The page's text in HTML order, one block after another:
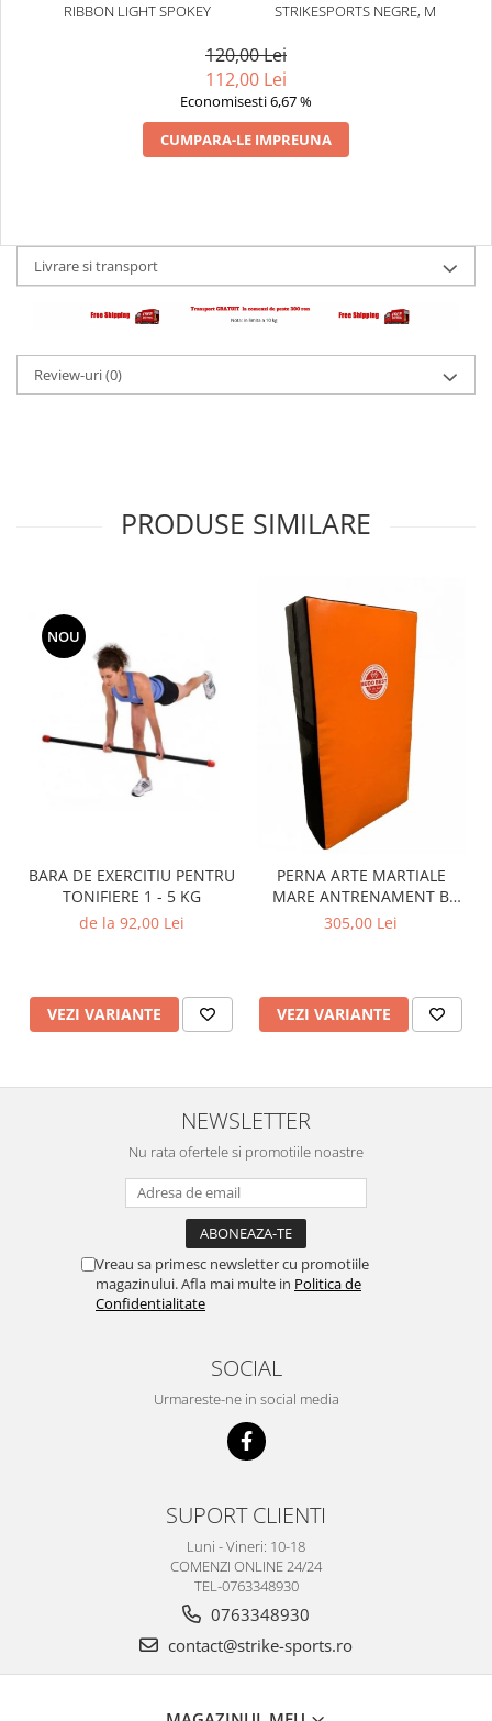
RIBBON LIGHT SPOKEY
STRIKESPORTS NEGRE, M
120,00 Lei
112,00 Lei
Economisesti 6,67 %
CUMPARA-LE IMPREUNA
Livrare si transport
Review-uri(0)
PRODUSE SIMILARE
NOU
BARA DE EXERCITIU PENTRU
TONIFIERE 1 - 5 KG
de la 92,00 Lei
VEZI VARIANTE
PERNA ARTE MARTIALE
MARE ANTRENAMENT B
BEST
305,00 Lei
VEZI VARIANTE
NEWSLETTER
Nu rata ofertele si promotiile noastre
Vreau sa primesc newsletter cu promotiile
magazinului. Afla mai multe in Politica de
Confidentialitate
SOCIAL
Urmareste-ne in social media
SUPORT CLIENTI
Luni - Vineri: 10-18
COMENZI ONLINE 24/24
TEL-0763348930
0763348930
contact@strike-sports.ro